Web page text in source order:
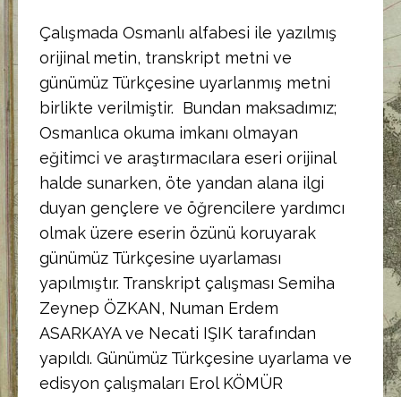
Çalışmada Osmanlı alfabesi ile yazılmış
orijinal metin, transkript metni ve
günümüz Türkçesine uyarlanmış metni
birlikte verilmiştir. Bundan maksadımız;
Osmanlıca okuma imkanı olmayan
eğitimci ve araştırmacılara eseri orijinal
halde sunarken, öte yandan alana ilgi
duyan gençlere ve öğrencilere yardımcı
olmak üzere eserin özünü koruyarak
günümüz Türkçesine uyarlaması
yapılmıştır. Transkript çalışması Semiha
Zeynep ÖZKAN, Numan Erdem
ASARKAYA ve Necati IŞIK tarafından
yapıldı. Günümüz Türkçesine uyarlama ve
edisyon çalışmaları Erol KÖMÜR